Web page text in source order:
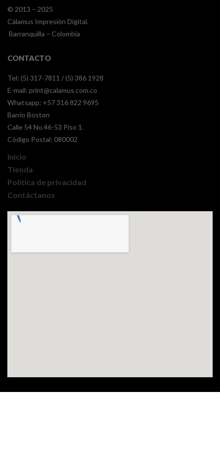
© 2013 – 2025
Cálamus Impresión Digital.
Barranquilla – Colombia
CONTACTO
Tel: (5) 317-7811 / (5) 386 1928
E-mail: print@calamus.com.co
Whatsapp: +57 316 822 9695
Barrio Boston
Calle 54 No.46-53 Piso 1.
Código Postal: 080002
Inicio
Tienda
Política de privacidad
Contáctanos